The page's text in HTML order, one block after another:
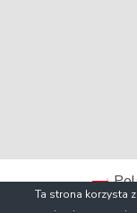
Ta strona korzysta